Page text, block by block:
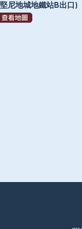
尼地城地鐵站B出口)